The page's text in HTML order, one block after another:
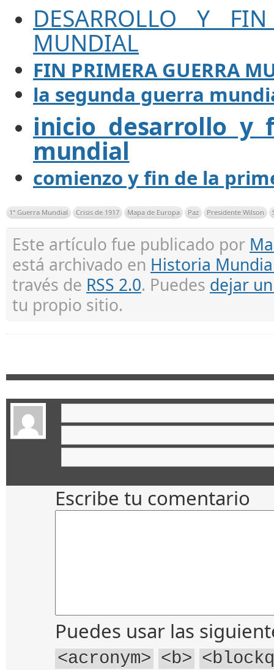
DESARROLLO Y
MUNDIAL
FIN PRIMERA GUERRA
la segunda guerra
inicio desarrollo y
mundial
comienzo y fin de la
1ª Guerra Mundial Crisis de 1917 Mapa de Europa Paz Presidente Wilson
Este artículo fue publicado por
está archivado en Historia
través de RSS 2.0. Puedes dejar
tu propio sitio.
Escribe tu comentario
Puedes usar las
<acronym> <b>